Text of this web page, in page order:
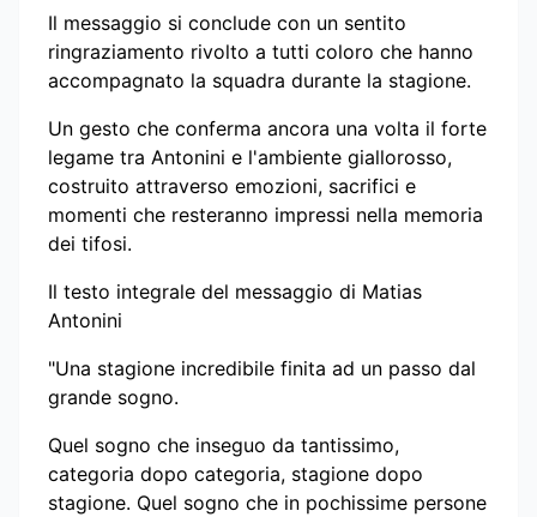
Il messaggio si conclude con un sentito
ringraziamento rivolto a tutti coloro che hanno
accompagnato la squadra durante la stagione.
Un gesto che conferma ancora una volta il forte
legame tra Antonini e l'ambiente giallorosso,
costruito attraverso emozioni, sacrifici e
momenti che resteranno impressi nella memoria
dei tifosi.
Il testo integrale del messaggio di Matias
Antonini
"Una stagione incredibile finita ad un passo dal
grande sogno.
Quel sogno che inseguo da tantissimo,
categoria dopo categoria, stagione dopo
stagione. Quel sogno che in pochissime persone